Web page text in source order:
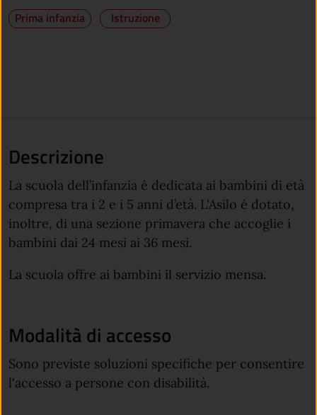
Prima infanzia
Istruzione
Descrizione
La scuola dell’infanzia è dedicata ai bambini di età
compresa tra i 2 e i 5 anni d’età. L'Asilo è dotato,
inoltre, di una sezione primavera che accoglie i
bambini dai 24 mesi ai 36 mesi.
La scuola offre ai bambini il servizio mensa.
Modalità di accesso
Sono previste soluzioni specifiche per consentire
l'accesso a persone con disabilità.